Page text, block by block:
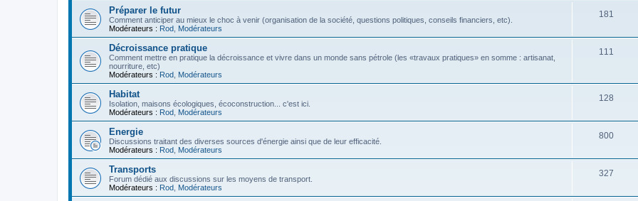
Préparer le futur
Comment anticiper au mieux le choc à venir (organisation de la société, questions politiques, conseils financiers, etc).
Modérateurs : Rod Modérateurs
181
Décroissance pratique
Comment mettre en pratique la décroissance et vivre dans un monde sans pétrole (les «travaux pratiques» en somme : artisanat,
nourriture, etc)
Modérateurs : Rod Modérateurs
111
Habitat
Isolation, maisons écologiques, écoconstruction... c'est ici.
Modérateurs : Rod Modérateurs
128
Energie
Discussions traitant des diverses sources d'énergie ainsi que de leur efficacité.
Modérateurs : Rod Modérateurs
800
Transports
Forum dédié aux discussions sur les moyens de transport.
Modérateurs : Rod Modérateurs
327